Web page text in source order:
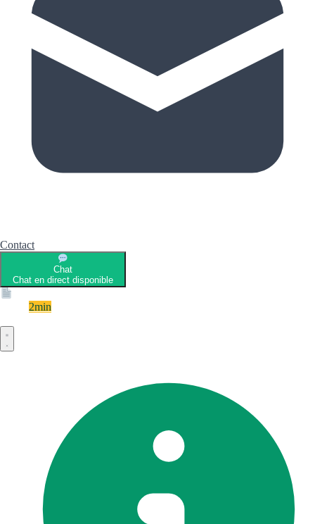
Contact
Chat
Chat en direct disponible
2min